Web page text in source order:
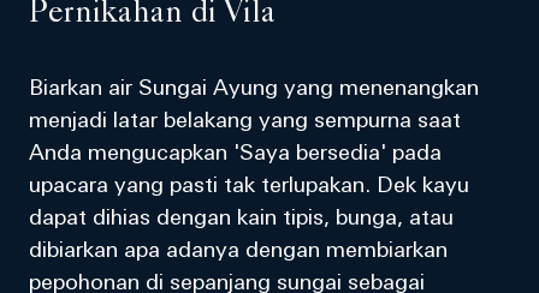
Pernikahan di Vila
Biarkan air Sungai Ayung yang menenangkan
menjadi latar belakang yang sempurna saat
Anda mengucapkan 'Saya bersedia' pada
upacara yang pasti tak terlupakan. Dek kayu
dapat dihias dengan kain tipis, bunga, atau
dibiarkan apa adanya dengan membiarkan
pepohonan di sepanjang sungai sebagai